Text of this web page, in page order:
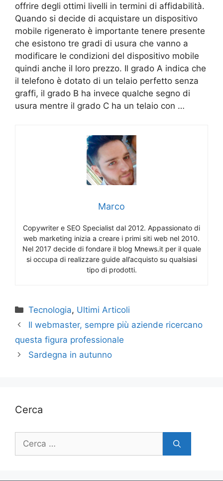
offrire degli ottimi livelli in termini di affidabilità.
Quando si decide di acquistare un dispositivo
mobile rigenerato è importante tenere presente
che esistono tre gradi di usura che vanno a
modificare le condizioni del dispositivo mobile
quindi anche il loro prezzo. Il grado A indica che
il telefono è dotato di un telaio perfetto senza
graffi, il grado B ha invece qualche segno di
usura mentre il grado C ha un telaio con …
Marco
Copywriter e SEO Specialist dal 2012. Appassionato di
web marketing inizia a creare i primi siti web nel 2010.
Nel 2017 decide di fondare il blog Mnews.it per il quale
si occupa di realizzare guide all’acquisto su qualsiasi
tipo di prodotti.
Categorie
Tecnologia, Ultimi Articoli
Il webmaster, sempre più aziende ricercano
questa figura professionale
Sardegna in autunno
Cerca
Ricerca